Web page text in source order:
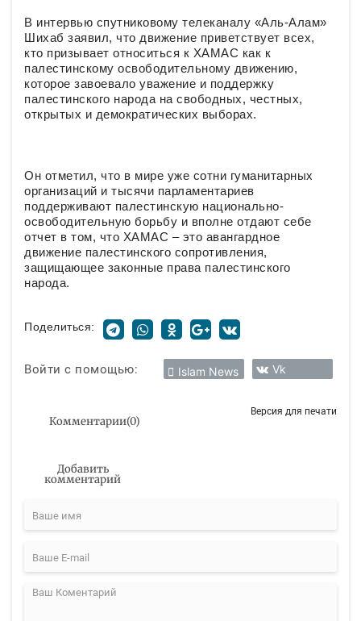
В интервью спутниковому телеканалу «Аль-Алам»
Шихаб заявил, что движение приветствует всех,
кто призывает относиться к ХАМАС как к
палестинскому освободительному движению,
которое завоевало уважение и поддержку
палестинского народа на свободных, честных,
открытых и демократических выборах.
Он отметил, что в мире уже сотни гуманитарных
организаций и тысячи парламентариев
поддерживают палестинскую национально-
освободительную борьбу и вполне отдают себе
отчет в том, что ХАМАС – это авангардное
движение палестинского сопротивления,
защищающее законные права палестинского
народа.
Поделиться:
Войти с помощью: Islam News Vk
Комментарии(0)
Версия для печати
Добавить
комментарий